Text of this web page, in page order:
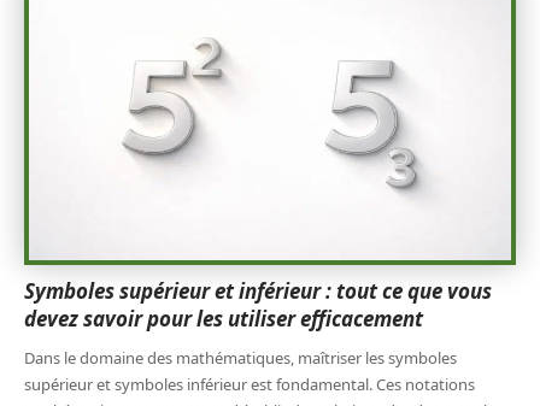
Symboles supérieur et inférieur : tout ce que vous
devez savoir pour les utiliser efficacement
Dans le domaine des mathématiques, maîtriser les symboles
supérieur et symboles inférieur est fondamental. Ces notations